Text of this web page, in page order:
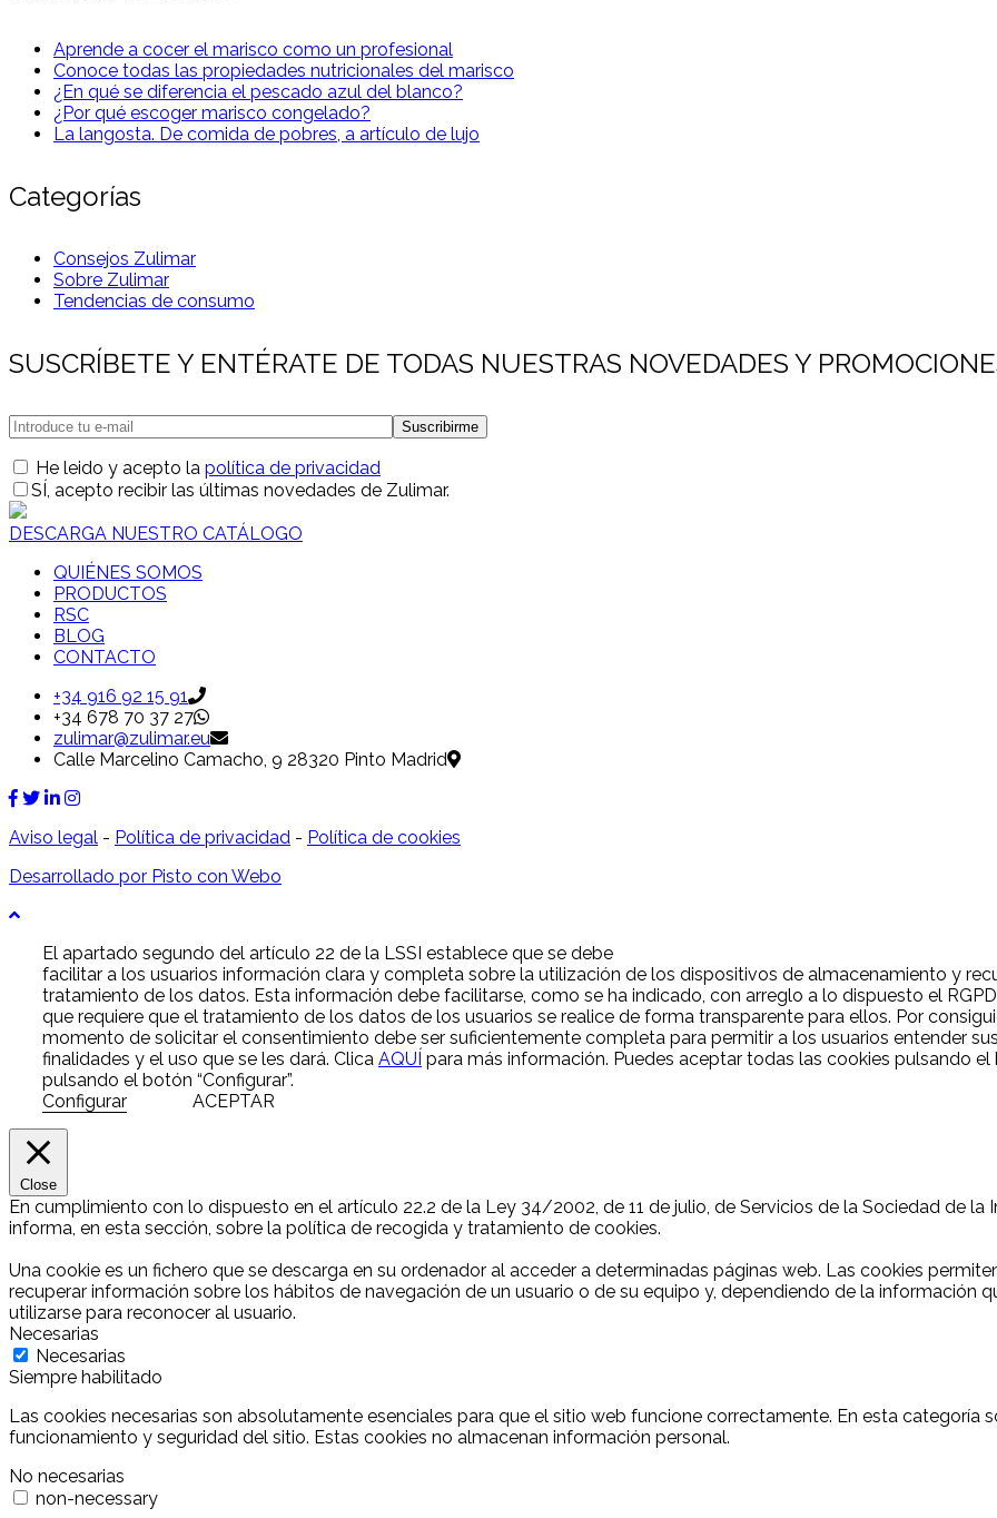
Aprende a cocer el marisco como un profesional
Conoce todas las propiedades nutricionales del marisco
¿En qué se diferencia el pescado azul del blanco?
¿Por qué escoger marisco congelado?
La langosta. De comida de pobres, a artículo de lujo
Categorías
Consejos Zulimar
Sobre Zulimar
Tendencias de consumo
SUSCRÍBETE Y ENTÉRATE DE TODAS NUESTRAS NOVEDADES Y
He leido y acepto la política de privacidad
SÍ , acepto recibir las últimas novedades de Zulimar.
DESCARGA NUESTRO CATÁLOGO
QUIÉNES SOMOS
PRODUCTOS
RSC
BLOG
CONTACTO
+34 916 92 15 91
+34 678 70 37 27
zulimar@zulimar.eu
Calle Marcelino Camacho, 9 28320 Pinto Madrid
Aviso legal - Política de privacidad - Política de cookies
Desarrollado por Pisto con Webo
El apartado segundo del artículo 22 de la LSSI establece que se debe
facilitar a los usuarios información clara y completa sobre la utilización de los dispositivos de almacenamiento y
tratamiento de los datos. Esta información debe facilitarse, como se ha indicado, con arreglo a lo dispuesto el
que requiere que el tratamiento de los datos de los usuarios se realice de forma transparente para ellos. Por
momento de solicitar el consentimiento debe ser suficientemente completa para permitir a los usuarios entender
finalidades y el uso que se les dará. Clica AQUÍ para más información. Puedes aceptar todas las cookies pulsando
pulsando el botón “Configurar”.
Configurar
ACEPTAR
Close
En cumplimiento con lo dispuesto en el artículo 22.2 de la Ley 34/2002, de 11 de julio, de Servicios de la Sociedad de
informa, en esta sección, sobre la política de recogida y tratamiento de cookies.
Una cookie es un fichero que se descarga en su ordenador al acceder a determinadas páginas web. Las cookies
recuperar información sobre los hábitos de navegación de un usuario o de su equipo y, dependiendo de la información
utilizarse para reconocer al usuario.
Necesarias
Necesarias
Siempre habilitado
Las cookies necesarias son absolutamente esenciales para que el sitio web funcione correctamente. En esta categoría
funcionamiento y seguridad del sitio. Estas cookies no almacenan información personal.
No necesarias
non-necessary